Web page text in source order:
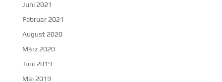
Juni 2021
Februar 2021
August 2020
März 2020
Juni 2019
Mai 2019